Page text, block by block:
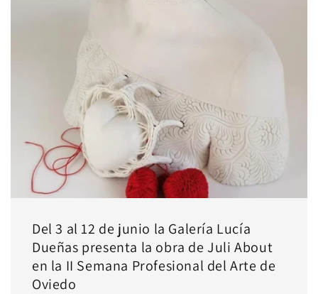
Del 3 al 12 de junio la Galería Lucía
Dueñas presenta la obra de Juli About
en la II Semana Profesional del Arte de
Oviedo